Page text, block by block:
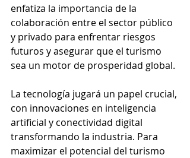
enfatiza la importancia de la
colaboración entre el sector público
y privado para enfrentar riesgos
futuros y asegurar que el turismo
sea un motor de prosperidad global.
La tecnología jugará un papel crucial,
con innovaciones en inteligencia
artificial y conectividad digital
transformando la industria. Para
maximizar el potencial del turismo